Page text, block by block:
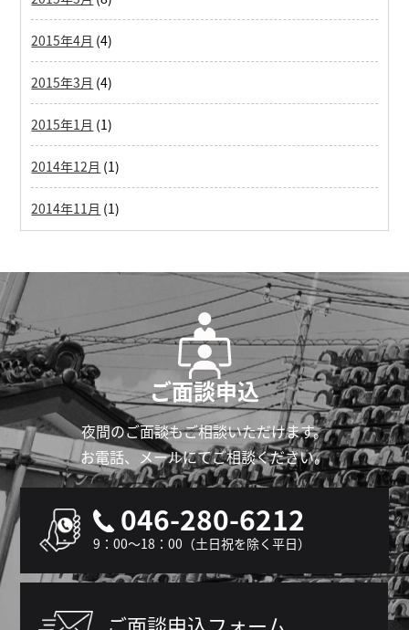
2015年4月 (4)
2015年3月 (4)
2015年1月 (1)
2014年12月 (1)
2014年11月 (1)
ご面談申込
夜間のご面談もご相談いただけます。
お電話、メールにてご相談ください。
046-280-6212
9：00～18：00（土日祝を除く平日）